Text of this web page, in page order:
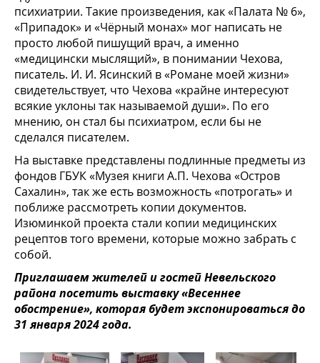
психиатрии. Такие произведения, как «Палата № 6»,
«Припадок» и «Чёрный монах» мог написать не
просто любой пишущий врач, а именно
«медицински мыслящий», в понимании Чехова,
писатель. И. И. Ясинский в «Романе моей жизни»
свидетельствует, что Чехова «крайне интересуют
всякие уклоны так называемой души». По его
мнению, он стал бы психиатром, если бы не
сделался писателем.
На выставке представлены подлинные предметы из
фондов ГБУК «Музея книги А.П. Чехова «Остров
Сахалин», так же есть возможность «потрогать» и
поближе рассмотреть копии документов.
Изюминкой проекта стали копии медицинских
рецептов того времени, которые можно забрать с
собой.
Приглашаем жителей и гостей Невельского
района посетить выставку «Весеннее
обострение», которая будет экспонироваться до
31 января 2024 года.